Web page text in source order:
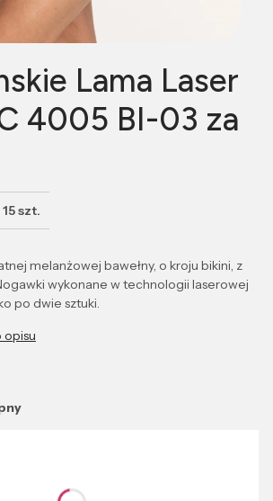
Lama Laser
4005 BI-03 za
15 szt.
melanżowej bawełny, o kroju bikini, z
wykonane w technologii laserowej
po dwie sztuki.
opisu